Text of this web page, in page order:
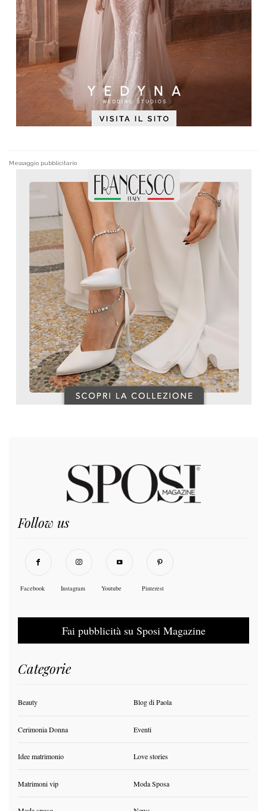
Messaggio pubblicitario
Follow us
Facebook Instagram Youtube Pinterest
Fai pubblicità su Sposi Magazine
Categorie
Beauty Blog di Paola
Cerimonia Donna Eventi
Idee matrimonio Love stories
Matrimoni vip Moda Sposa